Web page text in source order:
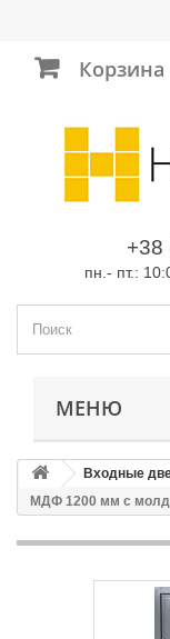
Корзина
+38
пн.- пт.:
МЕНЮ
Входные
МДФ 1200 мм с